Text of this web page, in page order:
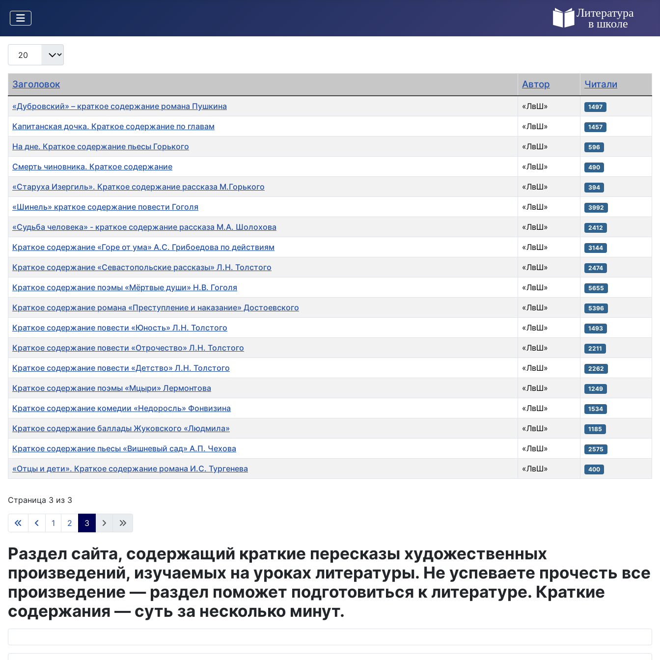
Кол-во строк:
Заголовок Автор Читали
«Дубровский» – краткое содержание романа Пушкина «ЛвШ» 1497
Капитанская дочка. Краткое содержание по главам «ЛвШ» 1457
На дне. Краткое содержание пьесы Горького «ЛвШ» 596
Cмерть чиновника. Краткое содержание «ЛвШ» 490
«Старуха Изергиль». Краткое содержание рассказа М.Горького «ЛвШ» 394
«Шинель» краткое содержание повести Гоголя «ЛвШ» 3992
«Судьба человека» - краткое содержание рассказа М.А. Шолохова «ЛвШ» 2412
Краткое содержание «Горе от ума» А.С. Грибоедова по действиям «ЛвШ» 3144
Краткое содержание «Севастопольские рассказы» Л.Н. Толстого «ЛвШ» 2474
Краткое содержание поэмы «Мёртвые души» Н.В. Гоголя «ЛвШ» 5655
Краткое содержание романа «Преступление и наказание» Достоевского «ЛвШ» 5396
Краткое содержание повести «Юность» Л.Н. Толстого «ЛвШ» 1493
Краткое содержание повести «Отрочество» Л.Н. Толстого «ЛвШ» 2211
Краткое содержание повести «Детство» Л.Н. Толстого «ЛвШ» 2262
Краткое содержание поэмы «Мцыри» Лермонтова «ЛвШ» 1249
Краткое содержание комедии «Недоросль» Фонвизина «ЛвШ» 1534
Краткое содержание баллады Жуковского «Людмила» «ЛвШ» 1185
Краткое содержание пьесы «Вишневый сад» А.П. Чехова «ЛвШ» 2575
«Отцы и дети». Краткое содержание романа И.С. Тургенева «ЛвШ» 400
Страница 3 из 3
1 2 3
Раздел сайта, содержащий краткие пересказы художественных
произведений, изучаемых на уроках литературы. Не успеваете прочесть все
произведение — раздел поможет подготовиться к литературе. Краткие
содержания — суть за несколько минут.